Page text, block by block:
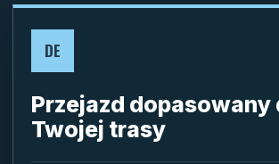
DE
Przejazd dopasowany
Twojej trasy